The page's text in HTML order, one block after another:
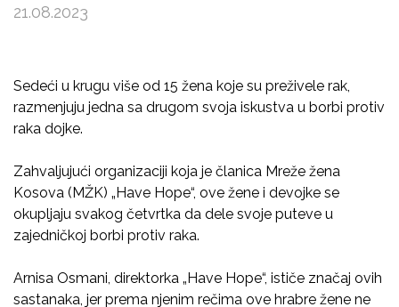
21.08.2023
Sedeći u krugu više od 15 žena koje su preživele rak,
razmenjuju jedna sa drugom svoja iskustva u borbi protiv
raka dojke.
Zahvaljujući organizaciji koja je članica Mreže žena
Kosova (MŽK) „Have Hope“, ove žene i devojke se
okupljaju svakog četvrtka da dele svoje puteve u
zajedničkoj borbi protiv raka.
Arnisa Osmani, direktorka „Have Hope“, ističe značaj ovih
sastanaka, jer prema njenim rečima ove hrabre žene ne